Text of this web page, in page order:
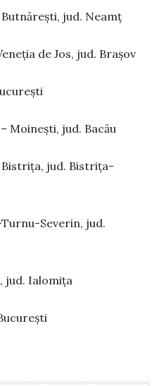
Butnărești, jud. Neamț
de Jos, jud. Brașov
Moinești, jud. Bacău
Bistrița, jud. Bistrița-
Turnu-Severin, jud.
jud. Ialomița